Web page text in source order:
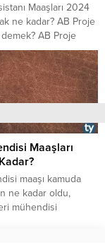
Maaşları 2024
ne kadar? AB Proje
AB Proje
yapar? AB Proje
ve AB Proje
için ne yapmak
Birliği Proje
öğrenmek
şeyi derledik. Bu
Proje Asistanı’na
Maaşları
maaşı kamuda
ne kadar oldu,
mühendisi